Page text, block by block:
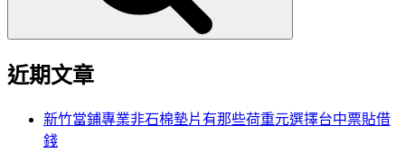
近期文章
新竹當鋪專業非石棉墊片有那些荷重元選擇台中票貼借
錢